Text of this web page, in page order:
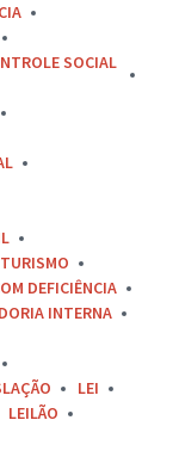
SOCIAL
DEFICIÊNCIA
INTERNA
LEI
LEILÃO